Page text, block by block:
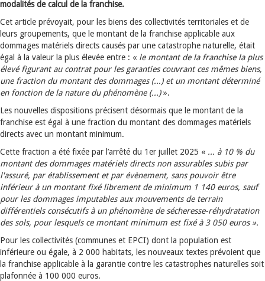
modalités de calcul de la franchise.
Cet article prévoyait, pour les biens des collectivités territoriales et de
leurs groupements, que le montant de la franchise applicable aux
dommages matériels directs causés par une catastrophe naturelle, était
égal à la valeur la plus élevée entre : « le montant de la franchise la plus
élevé figurant au contrat pour les garanties couvrant ces mêmes biens,
une fraction du montant des dommages (...) et un montant déterminé
en fonction de la nature du phénomène (...)».
Les nouvelles dispositions précisent désormais que le montant de la
franchise est égal à une fraction du montant des dommages matériels
directs avec un montant minimum.
Cette fraction a été fixée par l’arrêté du 1er juillet 2025 « ... à 10 % du
montant des dommages matériels directs non assurables subis par
l'assuré, par établissement et par évènement, sans pouvoir être
inférieur à un montant fixé librement de minimum 1 140 euros, sauf
pour les dommages imputables aux mouvements de terrain
différentiels consécutifs à un phénomène de sécheresse-réhydratation
des sols, pour lesquels ce montant minimum est fixé à 3 050 euros ».
Pour les collectivités (communes et EPCI) dont la population est
inférieure ou égale, à 2 000 habitats, les nouveaux textes prévoient que
la franchise applicable à la garantie contre les catastrophes naturelles soit
plafonnée à 100 000 euros.